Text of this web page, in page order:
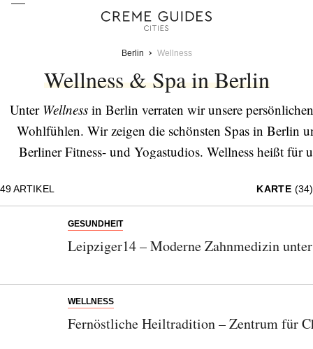
Berlin Wellness
Wellness & Spa in Berlin
UnterWellness in Berlin verraten wir unsere
Wohlfühlen. Wir zeigen die schönsten Spas in Berlin
Berliner Fitness- und Yogastudios. Wellness heißt für
Friseursalon wir uns
49ARTIKEL KARTE (34)
GESUNDHEIT
Leipziger14 – Moderne Zahnmedizin
WELLNESS
Fernöstliche Heiltradition – Zentrum für